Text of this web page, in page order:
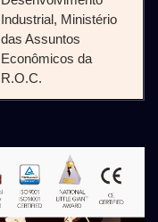
Industrial, Ministério
das Assuntos
Econômicos da
R.O.C.